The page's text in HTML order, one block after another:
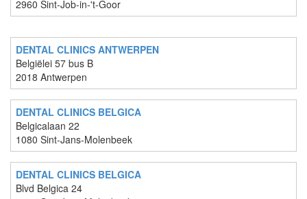
2960 Sint-Job-in-'t-Goor
DENTAL CLINICS ANTWERPEN
Belgiëlei 57 bus B
2018 Antwerpen
DENTAL CLINICS BELGICA
Belgicalaan 22
1080 Sint-Jans-Molenbeek
DENTAL CLINICS BELGICA
Blvd Belgica 24